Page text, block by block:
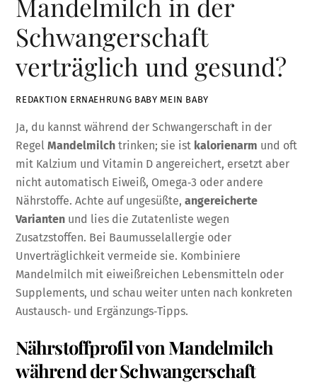
Mandelmilch in der
Schwangerschaft
verträglich und gesund?
REDAKTION ERNAEHRUNG BABY MEIN BABY
Ja, du kannst während der Schwangerschaft in der
RegelMandelmilch trinken; sie ist kalorienarm und oft
mit Kalzium und Vitamin D angereichert, ersetzt aber
nicht automatisch Eiweiß, Omega‑3 oder andere
Nährstoffe. Achte auf ungesüßte,angereicherte
Varianten und lies die Zutatenliste wegen
Zusatzstoffen. Bei Baumusselallergie oder
Unverträglichkeit vermeide sie. Kombiniere
Mandelmilch mit eiweißreichen Lebensmitteln oder
Supplements, und schau weiter unten nach konkreten
Austausch‑ und Ergänzungs‑Tipps.
Nährstoffprofil von Mandelmilch
während der Schwangerschaft